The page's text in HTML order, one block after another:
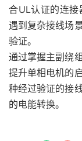
合UL认证的连接
遇到复杂接线场
验证。
通过掌握主副绕
提升单相电机的
种经过验证的接
的电能转换。